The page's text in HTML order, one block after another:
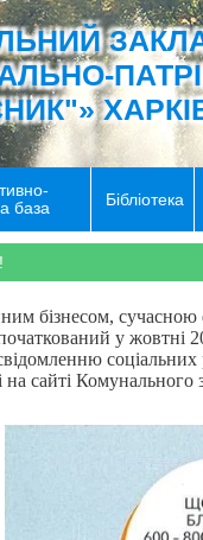
база
Бібліотека
бізнесом,
у жовтні
на сайті